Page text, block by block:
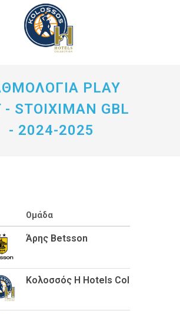
PLAY
- STOIXIMAN GBL
- 2024-2025
Ομάδα
Άρης Betsson
Κολοσσός H Hotels Collection